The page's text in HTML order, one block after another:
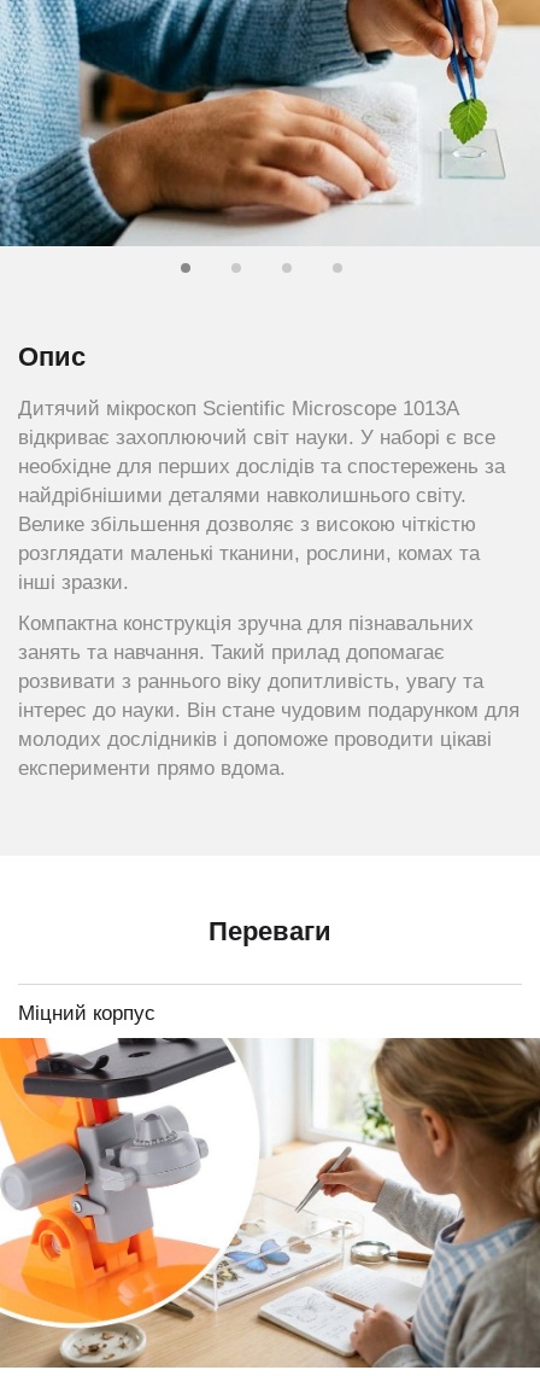
Опис
Дитячий мікроскоп Scientific Microscope 1013A
відкриває захоплюючий світ науки. У наборі є все
необхідне для перших дослідів та спостережень за
найдрібнішими деталями навколишнього світу.
Велике збільшення дозволяє з високою чіткістю
розглядати маленькі тканини, рослини, комах та
інші зразки.
Компактна конструкція зручна для пізнавальних
занять та навчання. Такий прилад допомагає
розвивати з раннього віку допитливість, увагу та
інтерес до науки. Він стане чудовим подарунком для
молодих дослідників і допоможе проводити цікаві
експерименти прямо вдома.
Переваги
Міцний корпус